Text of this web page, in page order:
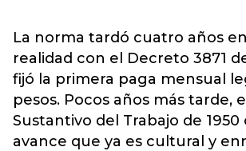
La norma tardó cuatro años
realidad con el Decreto 3871
fijó la primera paga mensual
pesos. Pocos años más tarde,
Sustantivo del Trabajo de 1950
avance que ya es cultural y